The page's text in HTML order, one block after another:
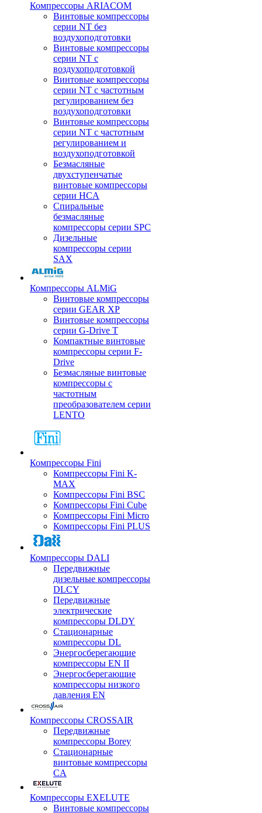
Компрессоры ARIACOM
Винтовые компрессоры
серии NT без
воздухоподготовки
Винтовые компрессоры
серии NT c
воздухоподготовкой
Винтовые компрессоры
серии NT с частотным
регулированием без
воздухоподготовки
Винтовые компрессоры
серии NT с частотным
регулированием и
воздухоподготовкой
Безмасляные
двухступенчатые
винтовые компрессоры
серии HCA
Спиральные
безмасляные
компрессоры серии SPC
Дизельные
компрессоры серии
SAX
Компрессоры ALMiG
Винтовые компрессоры
серии GEAR XP
Винтовые компрессоры
серии G-Drive T
Компактные винтовые
компрессоры серии F-
Drive
Безмасляные винтовые
компрессоры с
частотным
преобразователем серии
LENTO
Компрессоры Fini
Компрессоры Fini K-
MAX
Компрессоры Fini BSC
Компрессоры Fini Cube
Компрессоры Fini Micro
Компрессоры Fini PLUS
Компрессоры DALI
Передвижные
дизельные компрессоры
DLCY
Передвижные
электрические
компрессоры DLDY
Стационарные
компрессоры DL
Энергосберегающие
компрессоры EN II
Энергосберегающие
компрессоры низкого
давления EN
Компрессоры CROSSAIR
Передвижные
компрессоры Borey
Стационарные
винтовые компрессоры
CA
Компрессоры EXELUTE
Винтовые компрессоры